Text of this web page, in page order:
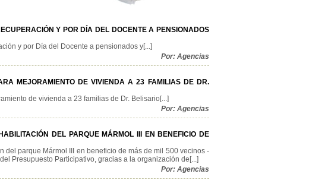
Y POR DÍA DEL DOCENTE A PENSIONADOS
y por Día del Docente a pensionados y[...]
Por: Agencias
MEJORAMIENTO DE VIVIENDA A 23 FAMILIAS DE DR.
de vivienda a 23 familias de Dr. Belisario[...]
Por: Agencias
DEL PARQUE MÁRMOL III EN BENEFICIO DE
del parque Mármol III en beneficio de más de mil 500 vecinos -
Presupuesto Participativo, gracias a la organización de[...]
Por: Agencias